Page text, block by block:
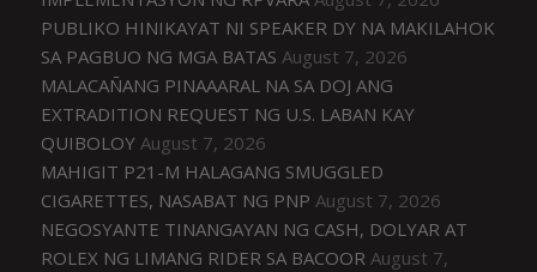
PUBLIKO HINIKAYAT NI SPEAKER DY NA MAKILAHOK
SA PAGBUO NG MGA BATAS August 7, 2026
MALACAÑANG PINAAARAL NA SA DOJ ANG
EXTRADITION REQUEST NG U.S. LABAN KAY
QUIBOLOY August 7, 2026
MAHIGIT P21-M HALAGANG SMUGGLED
CIGARETTES, NASABAT NG PNP August 7, 2026
NEGOSYANTE TINANGAYAN NG CASH, DOLYAR AT
ROLEX NG LIMANG RIDER SA BACOOR August 7,